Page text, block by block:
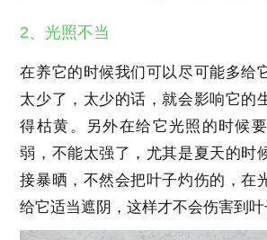
2、光照不当
在养它的时候我们可以尽可能多给
太少了，太少的话，就会影响它的
得枯黄。另外在给它光照的时候
弱，不能太强了，尤其是夏天的时
接暴晒，不然会把叶子灼伤的，在
给它适当遮阴，这样才不会伤害到叶